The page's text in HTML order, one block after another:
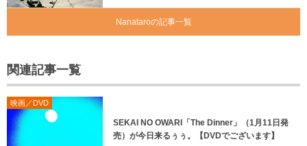
Nanataroの記事一覧
関連記事一覧
映画／DVD
SEKAI NO OWARI「The Dinner」（1月11日発
売）が今日来るぅぅ。【DVDでございます】